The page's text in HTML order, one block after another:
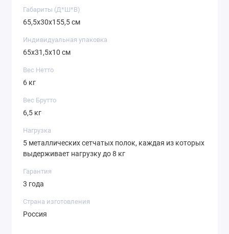
Габариты (Д*Ш*В)
65,5х30х155,5 см
Индивидуальная упаковка
65х31,5х10 см
Вес Нетто
6 кг
Вес Брутто
6,5 кг
Нагрузка
5 металлических сетчатых полок, каждая из которых
выдерживает нагрузку до 8 кг
Гарантия
3 года
Страна изготовления
Россия